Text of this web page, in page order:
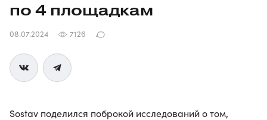
по 4 площадкам
08.07.2024 7126
Sostav поделился поброкой исследований о том,